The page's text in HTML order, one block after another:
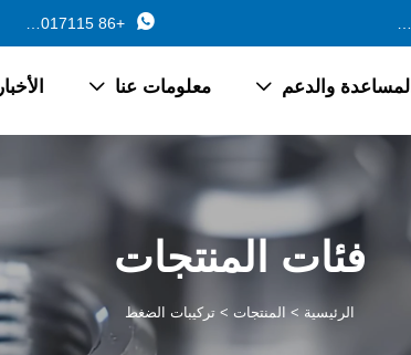

+86 13162017115
المساعدة والدعم  معلومات عنا  الأخبار
فئات المنتجات
الرئيسية > المنتجات > تركيبات الضغط